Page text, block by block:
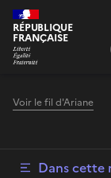
Panneau de
RÉPUBLIQUE
FRANÇAISE
Voir le fil d'Ariane
Dans cette